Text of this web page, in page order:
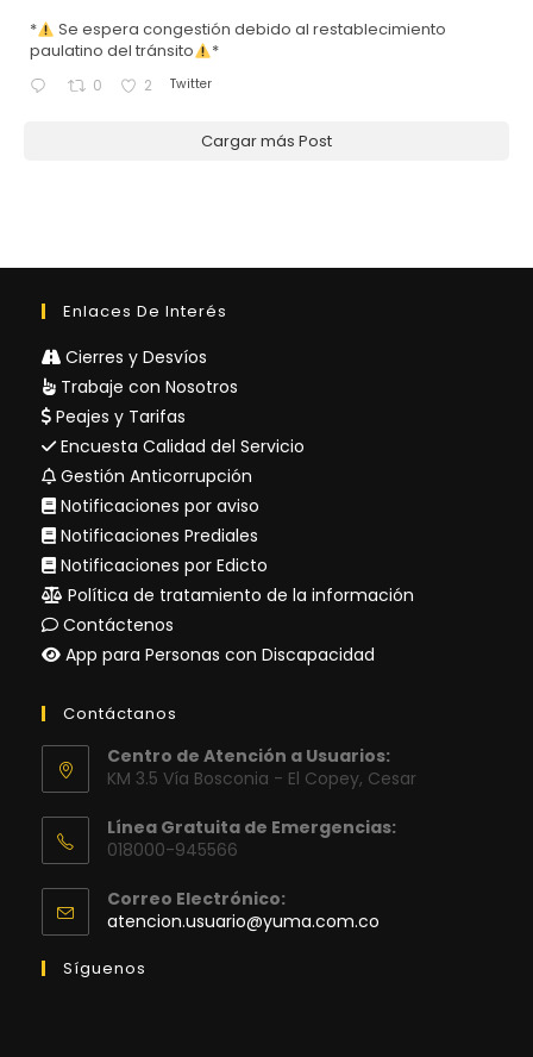
*
Se espera congestión debido al restablecimiento
paulatino del tránsito
*
0 2 Twitter
Cargar más Post
Enlaces De Interés
Cierres y Desvíos
Trabaje con Nosotros
Peajes y Tarifas
Encuesta Calidad del Servicio
Gestión Anticorrupción
Notificaciones por aviso
Notificaciones Prediales
Notificaciones por Edicto
Política de tratamiento de la información
Contáctenos
App para Personas con Discapacidad
Contáctanos
Centro de Atención a Usuarios:
KM 3.5 Vía Bosconia - El Copey, Cesar
Línea Gratuita de Emergencias:
018000-945566
Correo Electrónico:
atencion.usuario@yuma.com.co
Síguenos